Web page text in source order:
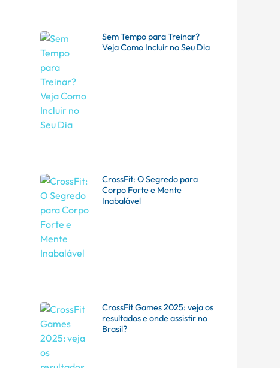
Sem Tempo para Treinar?
Veja Como Incluir no Seu Dia
CrossFit: O Segredo para
Corpo Forte e Mente
Inabalável
CrossFit Games 2025: veja os
resultados e onde assistir no
Brasil?